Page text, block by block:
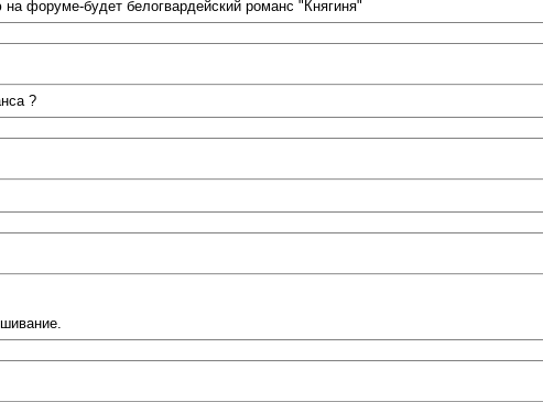
форуме-будет белогвардейский романс "Княгиня"
?